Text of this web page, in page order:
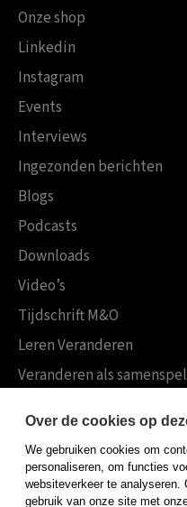
Onze shop
Linkedin
Instagram
Events
Interviews
Ingezonden berichten
Blogs
Podcasts
Downloads
Video’s
Tijdschrift M&O
Leren Veranderen
Veranderen als samenspel
Koninklijke Boom uitgevers
Boom Psychologie
Boom Hoger Onderwijs
Over de cookies op
We gebruiken cookies om
personaliseren, om functies
websiteverkeer te analyseren.
gebruik van onze site met